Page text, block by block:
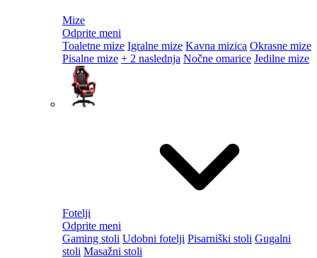
Mize
Odprite meni
Toaletne mize Igralne mize Kavna mizica Okrasne mize
Pisalne mize + 2 naslednja Nočne omarice Jedilne mize
Fotelji
Odprite meni
Gaming stoli Udobni fotelji Pisarniški stoli Gugalni
stoli Masažni stoli